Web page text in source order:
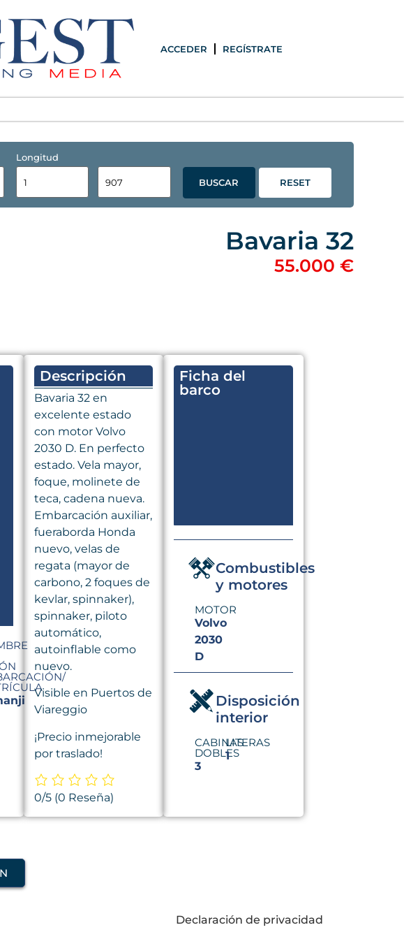
ACCEDER REGÍSTRATE
Longitud
BUSCAR RESET
Bavaria 32
55.000 €
Descripción
Bavaria 32 en
excelente estado
con motor Volvo
2030 D. En perfecto
estado. Vela mayor,
foque, molinete de
teca, cadena nueva.
Embarcación auxiliar,
fueraborda Honda
nuevo, velas de
regata (mayor de
carbono, 2 foques de
kevlar, spinnaker),
spinnaker, piloto
automático,
autoinflable como
nuevo.
Visible en Puertos de
Viareggio
¡Precio inmejorable
por traslado!
0/5 (0 Reseña)
Ficha del
barco
Combustibles
y motores
MOTOR
Volvo
2030
D
Disposición
interior
CABINAS
DOBLES
3
LITERAS
1
Declaración de privacidad